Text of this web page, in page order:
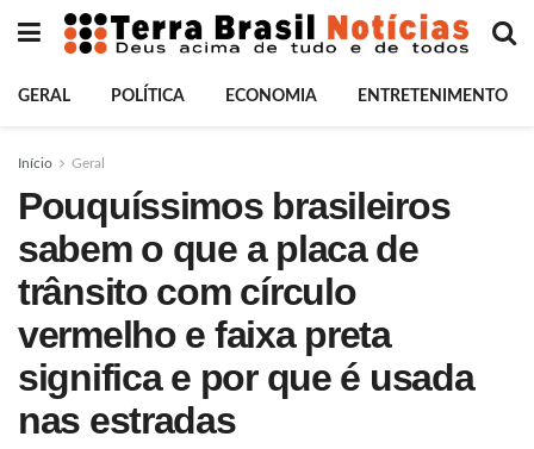
GERAL POLÍTICA ECONOMIA ENTRETENIMENTO
Início Geral
Pouquíssimos brasileiros
sabem o que a placa de
trânsito com círculo
vermelho e faixa preta
significa e por que é usada
nas estradas